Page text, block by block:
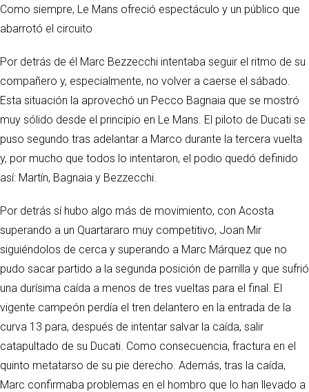
Como siempre, Le Mans ofreció espectáculo y un público que
abarrotó el circuito
Por detrás de él Marc Bezzecchi intentaba seguir el ritmo de su
compañero y, especialmente, no volver a caerse el sábado.
Esta situación la aprovechó un Pecco Bagnaia que se mostró
muy sólido desde el principio en Le Mans. El piloto de Ducati se
puso segundo tras adelantar a Marco durante la tercera vuelta
y, por mucho que todos lo intentaron, el podio quedó definido
así: Martín, Bagnaia y Bezzecchi.
Por detrás sí hubo algo más de movimiento, con Acosta
superando a un Quartararo muy competitivo, Joan Mir
siguiéndolos de cerca y superando a Marc Márquez que no
pudo sacar partido a la segunda posición de parrilla y que sufrió
una durísima caída a menos de tres vueltas para el final. El
vigente campeón perdía el tren delantero en la entrada de la
curva 13 para, después de intentar salvar la caída, salir
catapultado de su Ducati. Como consecuencia, fractura en el
quinto metatarso de su pie derecho. Además, tras la caída,
Marc confirmaba problemas en el hombro que lo han llevado a